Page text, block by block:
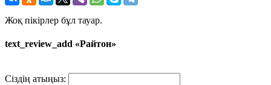
Жоқ пікірлер бұл тауар.
text_review_add «Райтон»
Сіздің атыңыз: